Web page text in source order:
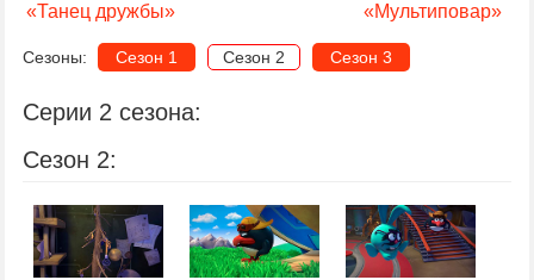
«Танец дружбы»
«Мультиповар»
Сезоны: Сезон 1 Сезон 2 Сезон 3
Серии 2 сезона:
Сезон 2: